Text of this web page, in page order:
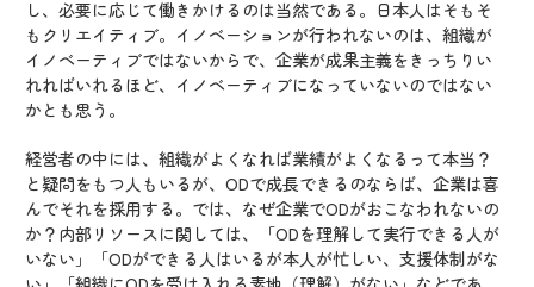
し、必要に応じて働きかけるのは当然である。日本人はそもそ
もクリエイティブ。イノベーションが行われないのは、組織が
イノベーティブではないからで、企業が成果主義をきっちりい
れればいれるほど、イノベーティブになっていないのではない
かとも思う。
経営者の中には、組織がよくなれば業績がよくなるって本当？
と疑問をもつ人もいるが、ODで成長できるのならば、企業は喜
んでそれを採用する。では、なぜ企業でODがおこなわれないの
か？内部リソースに関しては、「ODを理解して実行できる人が
いない」「ODができる人はいるが本人が忙しい、支援体制がな